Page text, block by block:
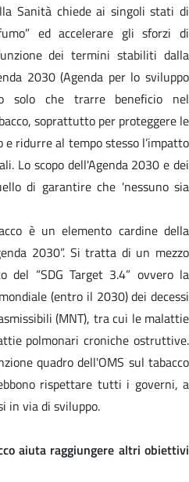
Sanità chiede ai singoli stati di
ed accelerare gli sforzi di
dei termini stabiliti dalla
2030 (Agenda per lo sviluppo
solo che trarre beneficio nel
soprattutto per proteggere le
e ridurre al tempo stesso l’impatto
Lo scopo dell'Agenda 2030 e dei
di garantire che 'nessuno sia
è un elemento cardine della
2030”. Si tratta di un mezzo
del “SDG Target 3.4” ovvero la
(entro il 2030) dei decessi
(MNT), tra cui le malattie
polmonari croniche ostruttive.
quadro dell'OMS sul tabacco
rispettare tutti i governi, a
in via di sviluppo.
aiuta raggiungere altri obiettivi